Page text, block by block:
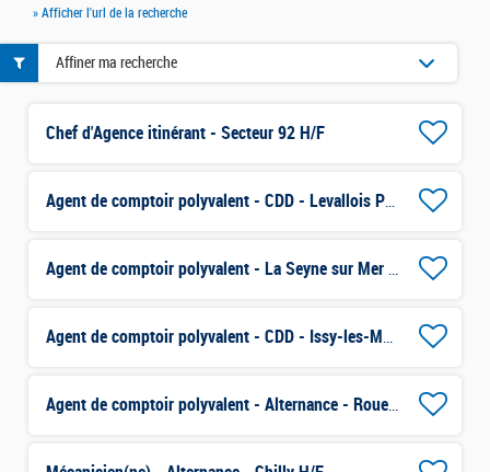
» Afficher l'url de la recherche
Chef d'Agence itinérant - Secteur 92 H/F
Agent de comptoir polyvalent - CDD - Levallois Perret H/F
Agent de comptoir polyvalent - La Seyne sur Mer H/F
Agent de comptoir polyvalent - CDD - Issy-les-Moulineaux H/F
Agent de comptoir polyvalent - Alternance - Rouen H/F
Affiner ma recherche